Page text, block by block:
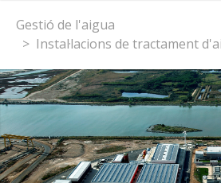
Gestió de l'aigua
Instal·lacions de tractament